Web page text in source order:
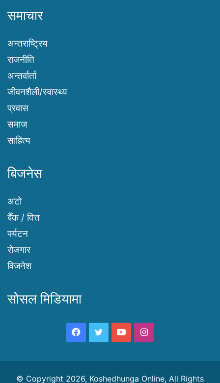
समाचार
अन्तराष्ट्रिय
राजनीति
अन्तर्वार्ता
जीवनशैली/स्वास्थ्य
प्रवास
समाज
साहित्य
बिजनेस
अटो
बैँक / वित्त
पर्यटन
रोजगार
विजनेश
सोसल मिडियामा
Facebook
TwitterYouTubeInstagram
© Copyright 2026, Koshedhunga Online, All Rights